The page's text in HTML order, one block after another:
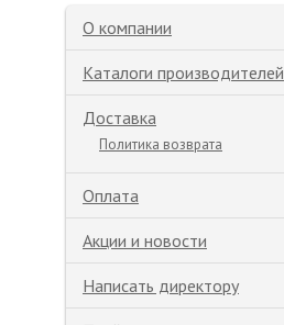
О компании
Каталоги производителей
Доставка
Политика возврата
Оплата
Акции и новости
Написать директору